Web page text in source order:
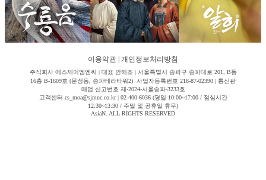
이용약관 개인정보처리방침
주식회사 에스제이엠엔씨 | 대표 안해조 | 서울특별시 송파구 송파대로 201, B동
16층 B-1609호 (문정동, 송파테라타워2) 사업자등록번호 218-87-02390 | 통신판
매업 신고번호 제-2024-서울송파-3233호
고객센터 cs_moa@sjmnc.co.kr | 02-400-6036 (평일 10:00~17:00 / 점심시간
12:30~13:30 / 주말 및 공휴일 휴무)
AsiaN. ALL RIGHTS RESERVED